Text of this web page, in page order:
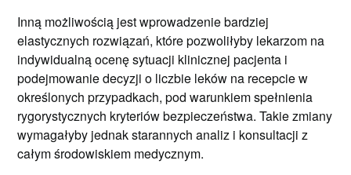
Inną możliwością jest wprowadzenie bardziej
elastycznych rozwiązań, które pozwoliłyby lekarzom na
indywidualną ocenę sytuacji klinicznej pacjenta i
podejmowanie decyzji o liczbie leków na recepcie w
określonych przypadkach, pod warunkiem spełnienia
rygorystycznych kryteriów bezpieczeństwa. Takie zmiany
wymagałyby jednak starannych analiz i konsultacji z
całym środowiskiem medycznym.